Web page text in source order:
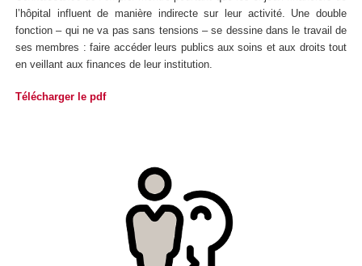
l’hôpital influent de manière indirecte sur leur activité. Une double
fonction – qui ne va pas sans tensions – se dessine dans le travail de
ses membres : faire accéder leurs publics aux soins et aux droits tout
en veillant aux finances de leur institution.
Télécharger le pdf